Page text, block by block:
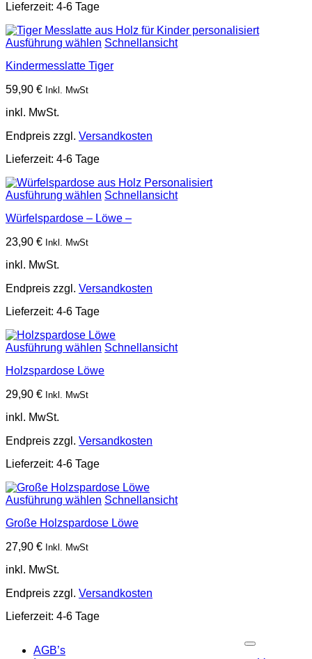
Lieferzeit: 4-6 Tage
Ausführung wählen Schnellansicht
Kindermesslatte Tiger
59,90 € Inkl. MwSt
inkl. MwSt.
Endpreis zzgl. Versandkosten
Lieferzeit: 4-6 Tage
Ausführung wählen Schnellansicht
Würfelspardose – Löwe –
23,90 € Inkl. MwSt
inkl. MwSt.
Endpreis zzgl. Versandkosten
Lieferzeit: 4-6 Tage
Ausführung wählen Schnellansicht
Holzspardose Löwe
29,90 € Inkl. MwSt
inkl. MwSt.
Endpreis zzgl. Versandkosten
Lieferzeit: 4-6 Tage
Ausführung wählen Schnellansicht
Große Holzspardose Löwe
27,90 € Inkl. MwSt
inkl. MwSt.
Endpreis zzgl. Versandkosten
Lieferzeit: 4-6 Tage
AGB’s